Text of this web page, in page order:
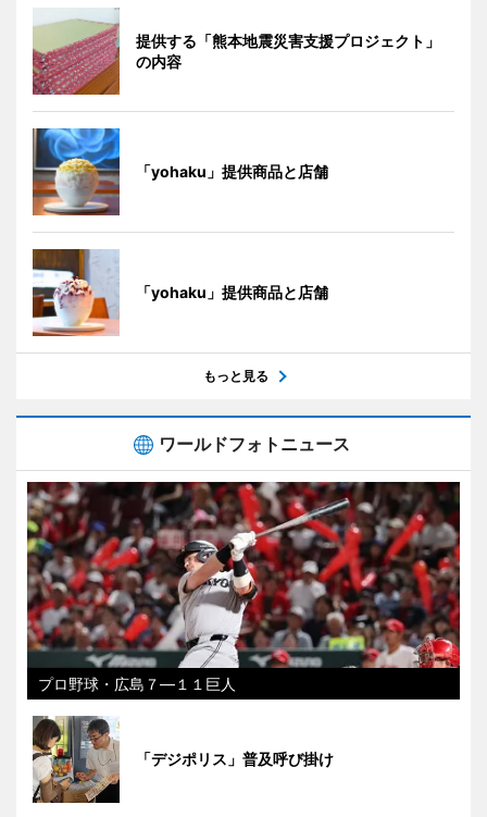
提供する「熊本地震災害支援プロジェクト」
の内容
「yohaku」提供商品と店舗
「yohaku」提供商品と店舗
もっと見る
ワールドフォトニュース
プロ野球・広島７―１１巨人
「デジポリス」普及呼び掛け